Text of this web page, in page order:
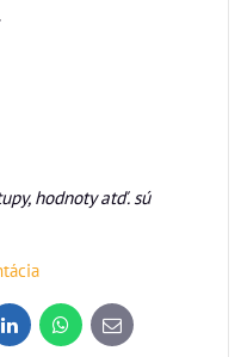
hodnoty atď. sú
LinkedInWhatsApp
E-
mail